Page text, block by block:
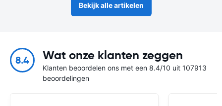
Bekijk alle artikelen
8.4 Wat onze klanten zeggen
Klanten beoordelen ons met een 8.4/10 uit 107913
beoordelingen